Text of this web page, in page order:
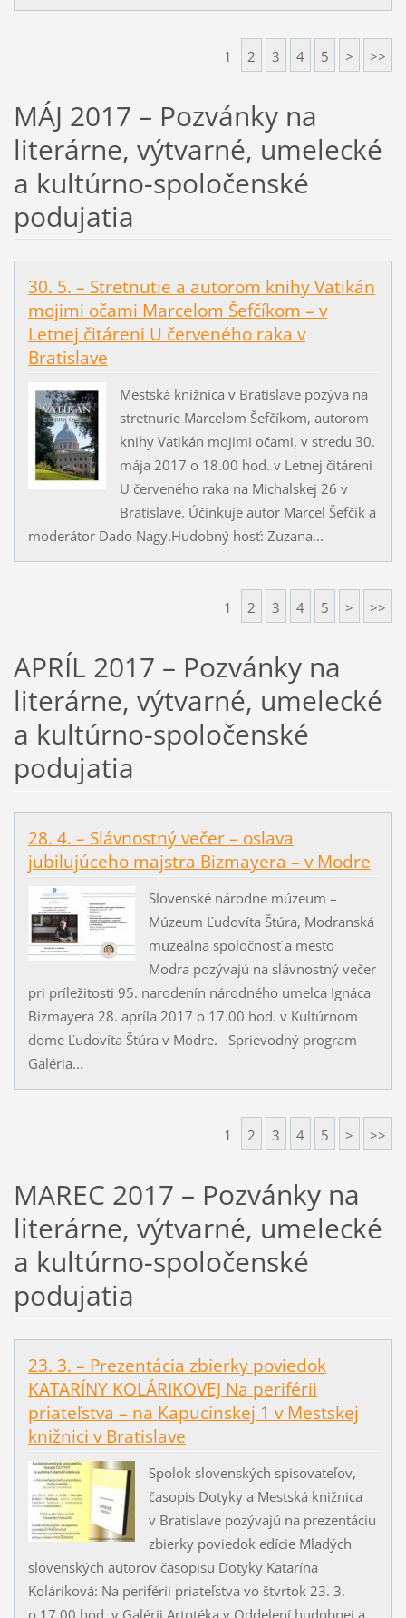
1 2 3 4 5 > >>
MÁJ 2017 – Pozvánky na
literárne, výtvarné, umelecké
a kultúrno-spoločenské
podujatia
30. 5. – Stretnutie a autorom knihy Vatikán
mojimi očami Marcelom Šefčíkom – v
Letnej čitáreni U červeného raka v
Bratislave
Mestská knižnica v Bratislave pozýva na
stretnurie Marcelom Šefčíkom, autorom
knihy Vatikán mojimi očami, v stredu 30.
mája 2017 o 18.00 hod. v Letnej čitáreni
U červeného raka na Michalskej 26 v
Bratislave. Účinkuje autor Marcel Šefčík a
moderátor Dado Nagy.Hudobný hosť: Zuzana...
1 2 3 4 5 > >>
APRÍL 2017 – Pozvánky na
literárne, výtvarné, umelecké
a kultúrno-spoločenské
podujatia
28. 4. – Slávnostný večer – oslava
jubilujúceho majstra Bizmayera – v Modre
Slovenské národne múzeum –
Múzeum Ľudovíta Štúra, Modranská
muzeálna spoločnosť a mesto
Modra pozývajú na slávnostný večer
pri príležitosti 95. narodenín národného umelca Ignáca
Bizmayera 28. apríla 2017 o 17.00 hod. v Kultúrnom
dome Ľudovíta Štúra v Modre. Sprievodný program
Galéria...
1 2 3 4 5 > >>
MAREC 2017 – Pozvánky na
literárne, výtvarné, umelecké
a kultúrno-spoločenské
podujatia
23. 3. – Prezentácia zbierky poviedok
KATARÍNY KOLÁRIKOVEJ Na periférii
priateľstva – na Kapucínskej 1 v Mestskej
knižnici v Bratislave
Spolok slovenských spisovateľov,
časopis Dotyky a Mestská knižnica
v Bratislave pozývajú na prezentáciu
zbierky poviedok edície Mladých
slovenských autorov časopisu Dotyky Katarína
Koláriková: Na periférii priateľstva vo štvrtok 23. 3.